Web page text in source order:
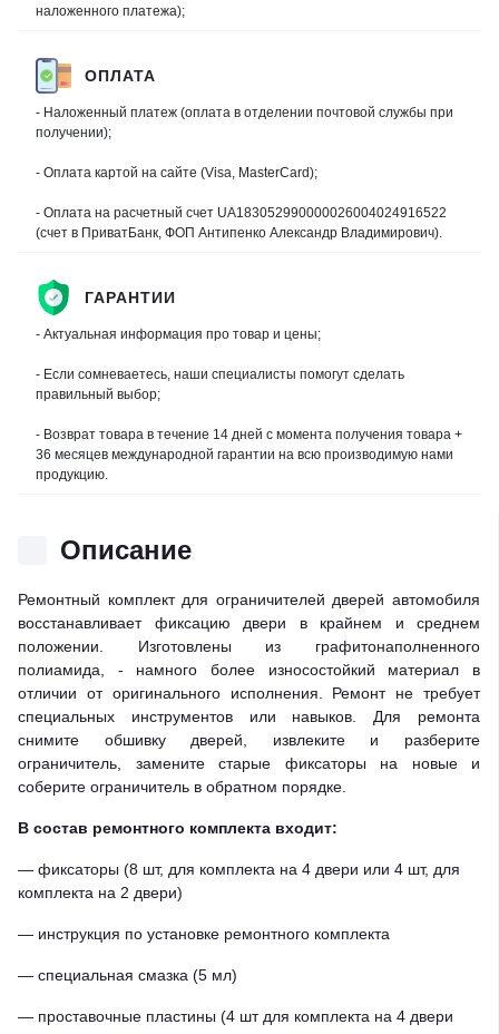
Описание
Ремонтный комплект для ограничителей дверей автомобиля
восстанавливает фиксацию двери в крайнем и среднем
положении. Изготовлены из графитонаполненного
полиамида, - намного более износостойкий материал в
отличии от оригинального исполнения. Ремонт не требует
специальных инструментов или навыков. Для ремонта
снимите обшивку дверей, извлеките и разберите
ограничитель, замените старые фиксаторы на новые и
соберите ограничитель в обратном порядке.
В состав ремонтного комплекта входит:
— фиксаторы (8 шт, для комплекта на 4 двери или 4 шт, для
комплекта на 2 двери)
— инструкция по установке ремонтного комплекта
— специальная смазка (5 мл)
— проставочные пластины (4 шт для комплекта на 4 двери
наложенного платежа);
ОПЛАТА
- Наложенный платеж (оплата в отделении почтовой службы при
получении);
- Оплата картой на сайте (Visa, MasterCard);
- Оплата на расчетный счет UA183052990000026004024916522
(счет в ПриватБанк, ФОП Антипенко Александр Владимирович).
ГАРАНТИИ
- Актуальная информация про товар и цены;
- Если сомневаетесь, наши специалисты помогут сделать
правильный выбор;
- Возврат товара в течение 14 дней с момента получения товара +
36 месяцев международной гарантии на всю производимую нами
продукцию.